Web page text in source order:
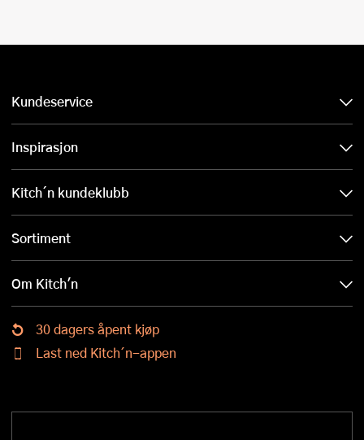
Kundeservice
Inspirasjon
Kitch´n kundeklubb
Sortiment
Om Kitch'n
30 dagers åpent kjøp
Last ned Kitch´n-appen